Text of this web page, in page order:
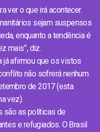
ver o que irá acontecer.
sejam suspensos
enquanto a tendência é
mais”, diz.
afirmou que os vistos
não sofrerá nenhum
de 2017 (esta
vez).
são as políticas de
e refugiados. O Brasil